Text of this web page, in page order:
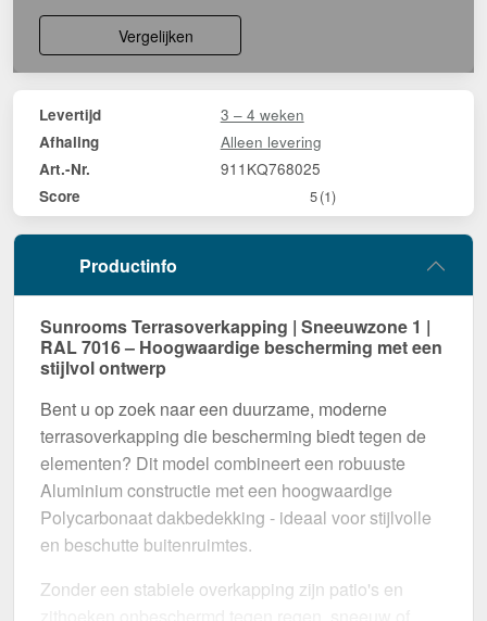
Vergelijken
Levertijd 3 – 4 weken
Afhaling Alleen levering
Art.-Nr. 911KQ768025
Score 5(1)
Productinfo
Sunrooms Terrasoverkapping | Sneeuwzone 1 |
RAL 7016 – Hoogwaardige bescherming met een
stijlvol ontwerp
Bent u op zoek naar een duurzame, moderne
terrasoverkapping die bescherming biedt tegen de
elementen? Dit model combineert een robuuste
Aluminium constructie met een hoogwaardige
Polycarbonaat dakbedekking - ideaal voor stijlvolle
en beschutte buitenruimtes.
Zonder een stabiele overkapping zijn patio's en